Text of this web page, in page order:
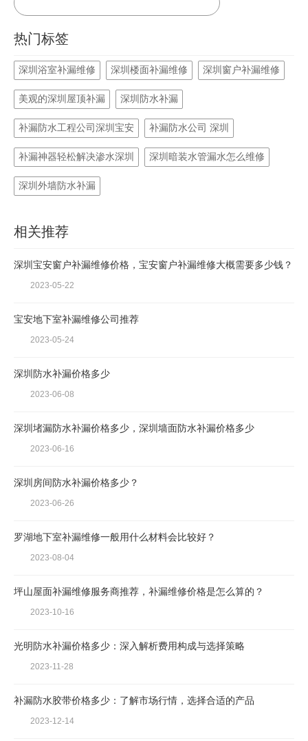
热门标签
深圳浴室补漏维修 深圳楼面补漏维修 深圳窗户补漏维修
美观的深圳屋顶补漏 深圳防水补漏
补漏防水工程公司深圳宝安 补漏防水公司 深圳
补漏神器轻松解决渗水深圳 深圳暗装水管漏水怎么维修
深圳外墙防水补漏
相关推荐
深圳宝安窗户补漏维修价格，宝安窗户补漏维修大概需要多少钱？
2023-05-22
宝安地下室补漏维修公司推荐
2023-05-24
深圳防水补漏价格多少
2023-06-08
深圳堵漏防水补漏价格多少，深圳墙面防水补漏价格多少
2023-06-16
深圳房间防水补漏价格多少？
2023-06-26
罗湖地下室补漏维修一般用什么材料会比较好？
2023-08-04
坪山屋面补漏维修服务商推荐，补漏维修价格是怎么算的？
2023-10-16
光明防水补漏价格多少：深入解析费用构成与选择策略
2023-11-28
补漏防水胶带价格多少：了解市场行情，选择合适的产品
2023-12-14